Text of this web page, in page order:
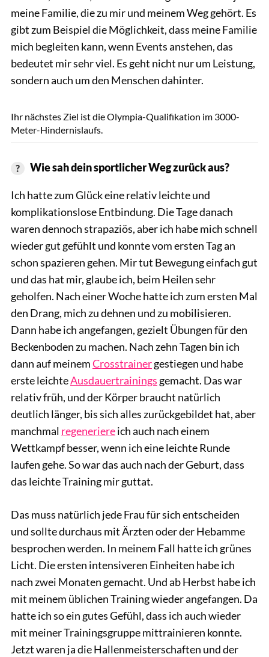
meine Familie, die zu mir und meinem Weg gehört. Es
gibt zum Beispiel die Möglichkeit, dass meine Familie
mich begleiten kann, wenn Events anstehen, das
bedeutet mir sehr viel. Es geht nicht nur um Leistung,
sondern auch um den Menschen dahinter.
Ihr nächstes Ziel ist die Olympia-Qualifikation im 3000-
Meter-Hindernislaufs.
Wie sah dein sportlicher Weg zurück aus?
Ich hatte zum Glück eine relativ leichte und
komplikationslose Entbindung. Die Tage danach
waren dennoch strapaziös, aber ich habe mich schnell
wieder gut gefühlt und konnte vom ersten Tag an
schon spazieren gehen. Mir tut Bewegung einfach gut
und das hat mir, glaube ich, beim Heilen sehr
geholfen. Nach einer Woche hatte ich zum ersten Mal
den Drang, mich zu dehnen und zu mobilisieren.
Dann habe ich angefangen, gezielt Übungen für den
Beckenboden zu machen. Nach zehn Tagen bin ich
dann auf meinemCrosstrainergestiegen und habe
erste leichteAusdauertrainingsgemacht. Das war
relativ früh, und der Körper braucht natürlich
deutlich länger, bis sich alles zurückgebildet hat, aber
manchmal regeneriereich auch nach einem
Wettkampf besser, wenn ich eine leichte Runde
laufen gehe. So war das auch nach der Geburt, dass
das leichte Training mir guttat.
Das muss natürlich jede Frau für sich entscheiden
und sollte durchaus mit Ärzten oder der Hebamme
besprochen werden. In meinem Fall hatte ich grünes
Licht. Die ersten intensiveren Einheiten habe ich
nach zwei Monaten gemacht. Und ab Herbst habe ich
mit meinem üblichen Training wieder angefangen. Da
hatte ich so ein gutes Gefühl, dass ich auch wieder
mit meiner Trainingsgruppe mittrainieren konnte.
Jetzt waren ja die Hallenmeisterschaften und der